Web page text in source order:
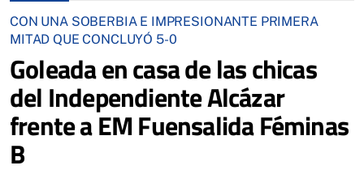
CON UNA SOBERBIA E IMPRESIONANTE PRIMERA
MITAD QUE CONCLUYÓ 5-0
Goleada en casa de las chicas
del Independiente Alcázar
frente a EM Fuensalida Féminas
B